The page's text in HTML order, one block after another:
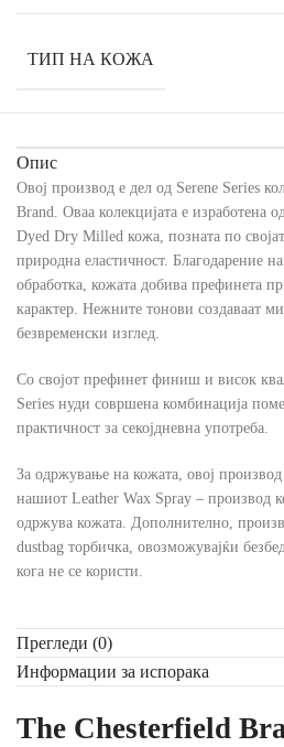
ТИП НА КОЖА
Опис
Овој производ е дел од Serene Series
Brand. Оваа колекцијата е изработена
Dyed Dry Milled кожа, позната по
природна еластичност. Благодарение
обработка, кожата добива префинета
карактер. Нежните тонови создаваат
безвременски изглед.
Со својот префинет финиш и висок
Series нуди совршена комбинација
практичност за секојдневна употреба.
За одржување на кожата, овој
нашиот Leather Wax Spray – производ
одржува кожата. Дополнително,
dustbag торбичка, овозможувајќи
кога не се користи.
Прегледи (0)
Информации за испорака
The Chesterfield